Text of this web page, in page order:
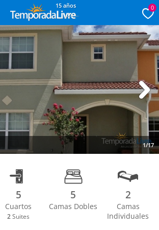
15 años 0
1/17
Next
5
Cuartos
2 Suites
5
Camas Dobles
2
Camas
Individuales